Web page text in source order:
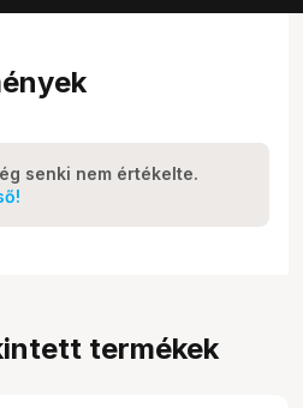
senki nem értékelte.
termékek